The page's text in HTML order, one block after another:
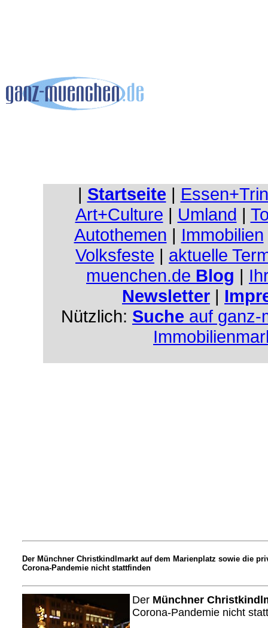
| Startseite |
Art+Culture | Umland |
Autothemen | Immobilien
Volksfeste | aktuelle
muenchen.de Blog |
Newsletter |
Nützlich: Suche auf ganz-
Der Münchner Christkindlmarkt auf dem Marienplatz sowie die
Corona-Pandemie nicht stattfinden
Der Münchner
Corona-Pandemie nicht